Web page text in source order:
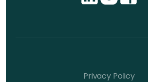
Privacy Policy